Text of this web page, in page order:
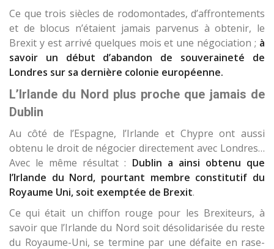
Ce que trois siècles de rodomontades, d’affrontements
et de blocus n’étaient jamais parvenus à obtenir, le
Brexit y est arrivé quelques mois et une négociation ; à
savoir un début d’abandon de souveraineté de
Londres sur sa dernière colonie européenne.
L’Irlande du Nord plus proche que jamais de
Dublin
Au côté de l’Espagne, l’Irlande et Chypre ont aussi
obtenu le droit de négocier directement avec Londres…
Avec le même résultat : Dublin a ainsi obtenu que
l’Irlande du Nord, pourtant membre constitutif du
Royaume Uni, soit exemptée de Brexit.
Ce qui était un chiffon rouge pour les Brexiteurs, à
savoir que l’Irlande du Nord soit désolidarisée du reste
du Royaume-Uni, se termine par une défaite en rase-